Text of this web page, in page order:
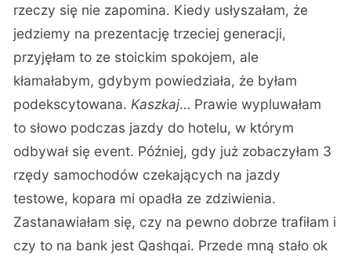
rzeczy się nie zapomina. Kiedy usłyszałam, że
jedziemy na prezentację trzeciej generacji,
przyjęłam to ze stoickim spokojem, ale
kłamałabym, gdybym powiedziała, że byłam
podekscytowana. Kaszkaj… Prawie wypluwałam
to słowo podczas jazdy do hotelu, w którym
odbywał się event. Później, gdy już zobaczyłam 3
rzędy samochodów czekających na jazdy
testowe, kopara mi opadła ze zdziwienia.
Zastanawiałam się, czy na pewno dobrze trafiłam i
czy to na bank jest Qashqai. Przede mną stało ok